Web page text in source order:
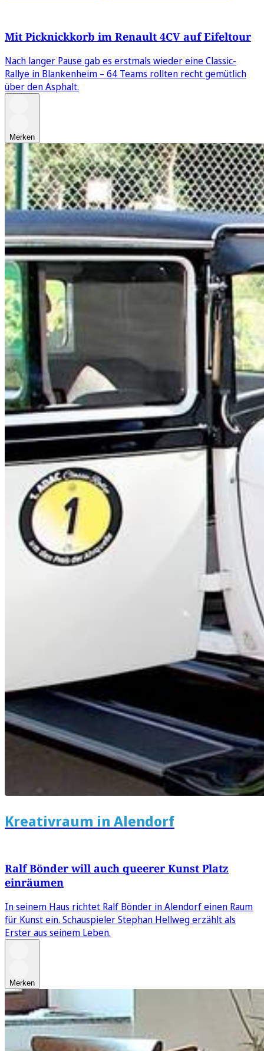
Mit Picknickkorb im Renault 4CV auf Eifeltour
Nach langer Pause gab es erstmals wieder eine Classic-
Rallye in Blankenheim – 64 Teams rollten recht gemütlich
über den Asphalt.
Merken
Kreativraum in Alendorf
Ralf Bönder will auch queerer Kunst Platz
einräumen
In seinem Haus richtet Ralf Bönder in Alendorf einen Raum
für Kunst ein. Schauspieler Stephan Hellweg erzählt als
Erster aus seinem Leben.
Merken